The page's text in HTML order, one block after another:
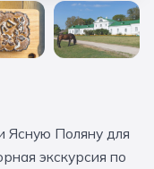
Казань
Сочи Псков
Залесский
Ясную Поляну для
экскурсия по